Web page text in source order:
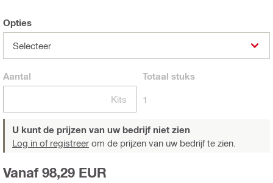
Opties
Selecteer
Aantal
Kits
Totaal stuks
1
U kunt de prijzen van uw bedrijf niet zien
Log in of registreer om de prijzen van uw bedrijf te zien.
Vanaf 98,29 EUR